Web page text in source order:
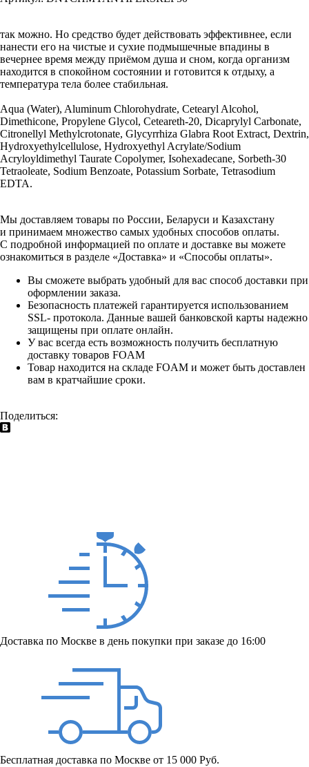
так можно. Но средство будет действовать эффективнее, если
нанести его на чистые и сухие подмышечные впадины в
вечернее время между приёмом душа и сном, когда организм
находится в спокойном состоянии и готовится к отдыху, а
температура тела более стабильная.
Aqua (Water), Aluminum Chlorohydrate, Cetearyl Alcohol,
Dimethicone, Propylene Glycol, Ceteareth-20, Dicaprylyl Carbonate,
Citronellyl Methylcrotonate, Glycyrrhiza Glabra Root Extract, Dextrin,
Hydroxyethylcellulose, Hydroxyethyl Acrylate/Sodium
Acryloyldimethyl Taurate Copolymer, Isohexadecane, Sorbeth-30
Tetraoleate, Sodium Benzoate, Potassium Sorbate, Tetrasodium
EDTA.
Мы доставляем товары по России, Беларуси и Казахстану
и принимаем множество самых удобных способов оплаты.
С подробной информацией по оплате и доставке вы можете
ознакомиться в разделе «Доставка» и «Способы оплаты».
Вы сможете выбрать удобный для вас способ доставки при
оформлении заказа.
Безопасность платежей гарантируется использованием
SSL- протокола. Данные вашей банковской карты надежно
защищены при оплате онлайн.
У вас всегда есть возможность получить бесплатную
доставку товаров FOAM
Товар находится на складе FOAM и может быть доставлен
вам в кратчайшие сроки.
Поделиться:
Доставка по Москве в день покупки при заказе до 16:00
Бесплатная доставка по Москве от 15 000 Руб.